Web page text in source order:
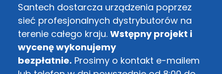
Santech dostarcza urządzenia poprzez
sieć profesjonalnych dystrybutorów na
terenie całego kraju. Wstępny projekt i
wycenę wykonujemy
bezpłatnie. Prosimy o kontakt e-mailem